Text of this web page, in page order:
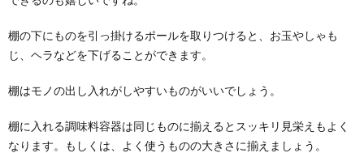
棚の下にものを引っ掛けるポールを取りつけると、お玉やしゃも
じ、ヘラなどを下げることができます。
棚はモノの出し入れがしやすいものがいいでしょう。
棚に入れる調味料容器は同じものに揃えるとスッキリ見栄えもよく
なります。もしくは、よく使うものの大きさに揃えましょう。